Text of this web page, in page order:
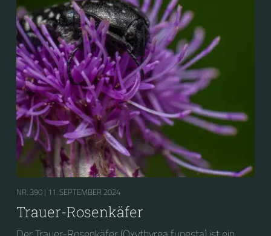
NR. 390 | 11. SEPTEMBER 2024
Trauer-Rosenkäfer